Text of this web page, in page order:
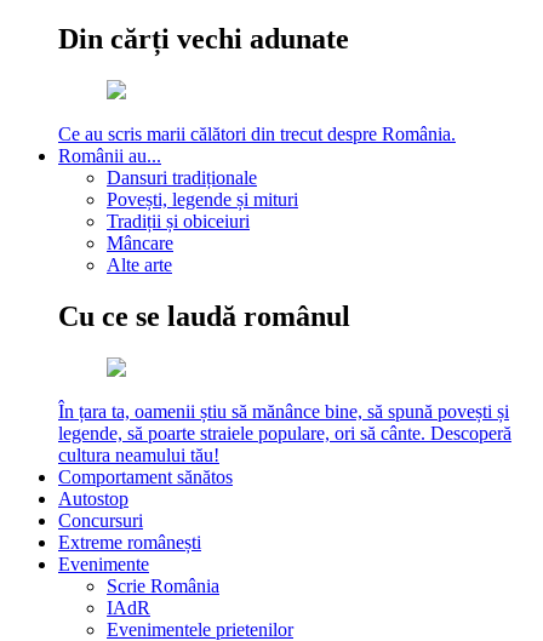
Din cărți vechi adunate
Ce au scris marii călători din trecut despre România.
Românii au...
Dansuri tradiționale
Povești, legende și mituri
Tradiții și obiceiuri
Mâncare
Alte arte
Cu ce se laudă românul
În țara ta, oamenii știu să mănânce bine, să spună povești și
legende, să poarte straiele populare, ori să cânte. Descoperă
cultura neamului tău!
Comportament sănătos
Autostop
Concursuri
Extreme românești
Evenimente
Scrie România
IAdR
Evenimentele prietenilor